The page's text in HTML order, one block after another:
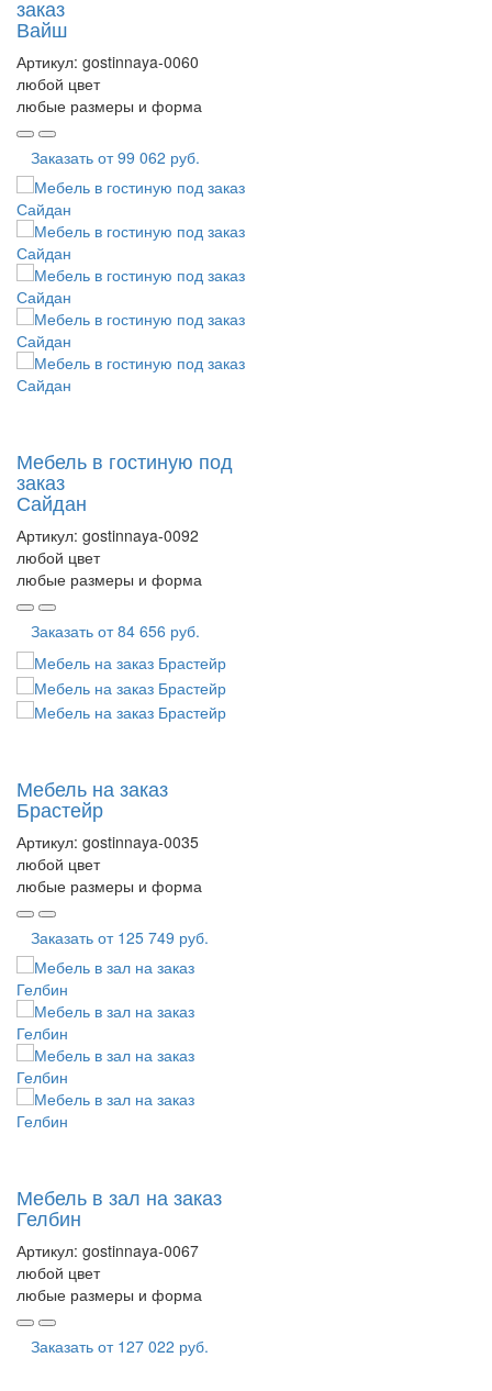
заказ
Вайш
Артикул: gostinnaya-0060
любой цвет
любые размеры и форма
Заказать от99 062 руб.
Мебель в гостиную под
заказ
Сайдан
Артикул: gostinnaya-0092
любой цвет
любые размеры и форма
Заказать от84 656 руб.
Мебель на заказ
Брастейр
Артикул: gostinnaya-0035
любой цвет
любые размеры и форма
Заказать от 125 749 руб.
Мебель в зал на заказ
Гелбин
Артикул: gostinnaya-0067
любой цвет
любые размеры и форма
Заказать от 127 022 руб.